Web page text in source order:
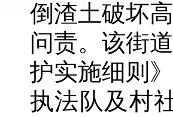
倒渣土破坏
问责。该街
护实施细则
执法队及村